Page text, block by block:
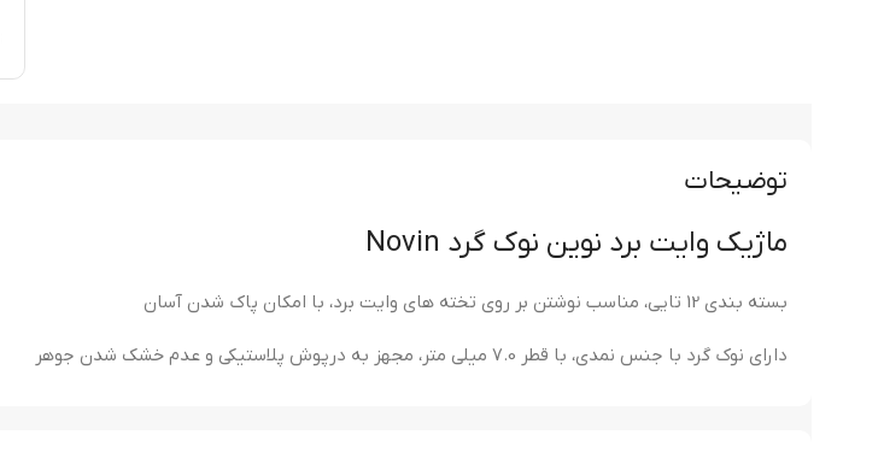
توضیحات
ماژیک وایت برد نوین نوک گرد Novin
بسته بندی 12 تایی، مناسب نوشتن بر روی تخته های وایت برد، با امکان پاک شدن آسان
دارای نوک گرد با جنس نمدی، با قطر 7.0 میلی متر، مجهز به درپوش پلاستیکی و عدم خشک شدن جوهر